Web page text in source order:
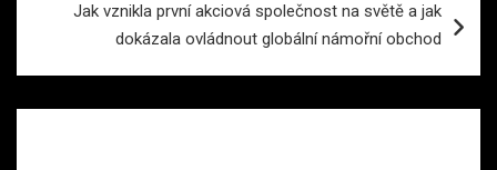
Jak vznikla první akciová společnost na světě a jak
dokázala ovládnout globální námořní obchod